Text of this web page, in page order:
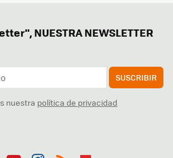
NUESTRA NEWSLETTER
SUSCRIBIR
nuestra política de privacidad